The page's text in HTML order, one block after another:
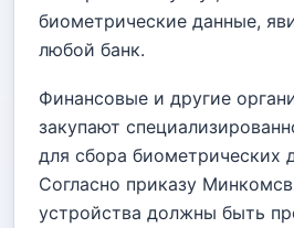
биометрические данные,
любой банк.
Финансовые и другие
закупают
для сбора биометрических
Согласно приказу
устройства должны быть